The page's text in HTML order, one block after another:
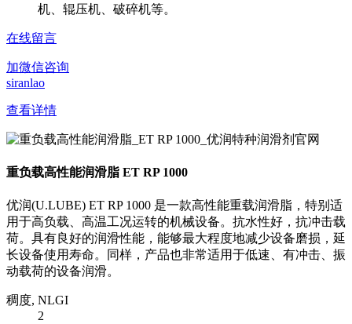
机、辊压机、破碎机等。
在线留言
加微信咨询
siranlao
查看详情
重负载高性能润滑脂 ET RP 1000
优润(U.LUBE) ET RP 1000 是一款高性能重载润滑脂，特别适
用于高负载、高温工况运转的机械设备。抗水性好，抗冲击载
荷。具有良好的润滑性能，能够最大程度地减少设备磨损，延
长设备使用寿命。同样，产品也非常适用于低速、有冲击、振
动载荷的设备润滑。
稠度, NLGI
2